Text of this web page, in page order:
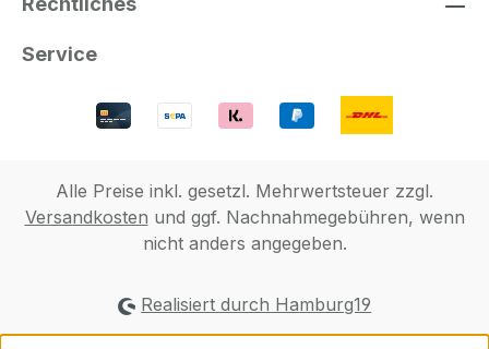
Service
Alle Preise inkl. gesetzl. Mehrwertsteuer zzgl.
Versandkosten und ggf. Nachnahmegebühren, wenn
nicht anders angegeben.
Realisiert durch Hamburg19